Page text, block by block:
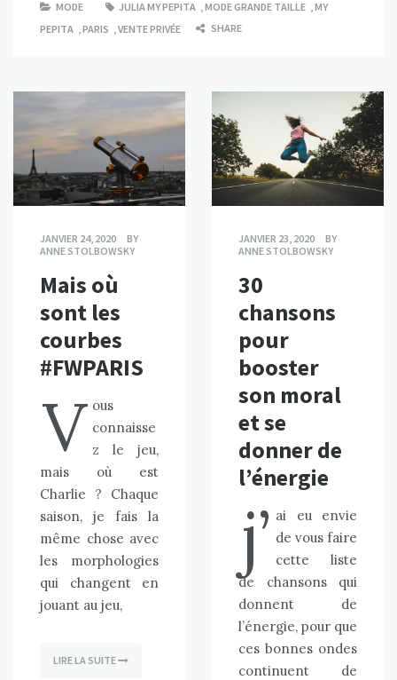
MODE JULIA MY PEPITA MODE GRANDE TAILLE
MY
PEPITA
PARIS VENTE PRIVÉE SHARE
JANVIER 24, 2020
BY
ANNE STOLBOWSKY
Mais où
sont les
courbes
#FWPARIS
V ous
connaisse
z le jeu,
mais où est
Charlie ? Chaque
saison, je fais la
même chose avec
les morphologies
qui changent en
jouant au jeu,
LIRE LA SUITE
JANVIER 23, 2020
BY
ANNE STOLBOWSKY
30
chansons
pour
booster
son moral
et se
donner de
l’énergie
j’ ai eu envie
de vous faire
cette liste
de chansons qui
donnent de
l’énergie, pour que
ces bonnes ondes
continuent de